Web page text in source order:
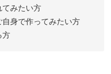
みたい方
身で作ってみたい方
方